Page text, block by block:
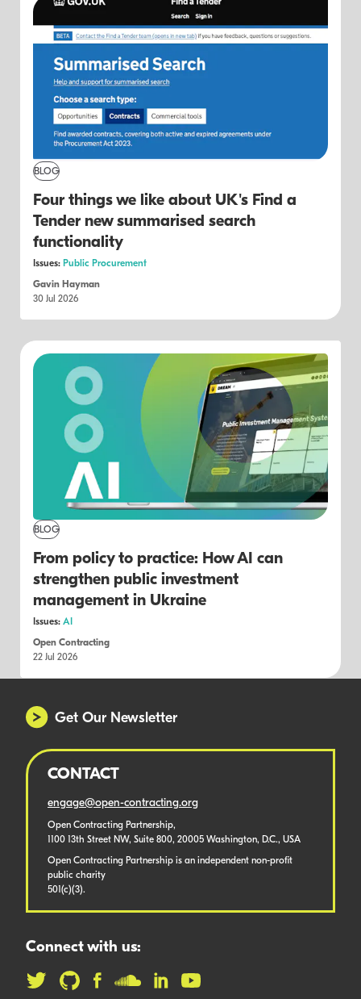
BLOG
Four things we like about UK's Find a
Tender new summarised search
functionality
Issues: Public Procurement
Gavin Hayman
30 Jul 2026
BLOG
From policy to practice: How AI can
strengthen public investment
management in Ukraine
Issues: AI
Open Contracting
22 Jul 2026
Get Our Newsletter
CONTACT
engage@open-contracting.org
Open Contracting Partnership,
1100 13th Street NW, Suite 800, 20005 Washington, D.C., USA
Open Contracting Partnership is an independent non-profit
public charity
501(c)(3).
Connect with us: